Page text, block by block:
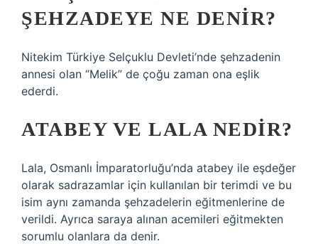
ŞEHZADEYE NE DENIR?
Nitekim Türkiye Selçuklu Devleti’nde şehzadenin
annesi olan “Melik” de çoğu zaman ona eşlik
ederdi.
ATABEY VE LALA NEDIR?
Lala, Osmanlı İmparatorluğu’nda atabey ile eşdeğer
olarak sadrazamlar için kullanılan bir terimdi ve bu
isim aynı zamanda şehzadelerin eğitmenlerine de
verildi. Ayrıca saraya alınan acemileri eğitmekten
sorumlu olanlara da denir.